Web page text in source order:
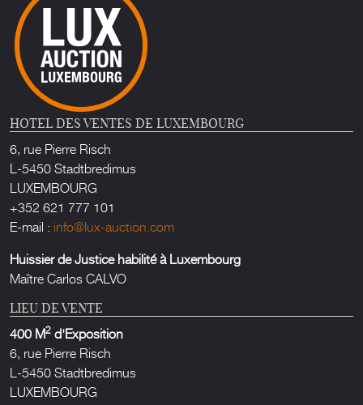
HOTEL DES VENTES DE LUXEMBOURG
6, rue Pierre Risch
L-5450 Stadtbredimus
LUXEMBOURG
+352 621 777 101
E-mail : info@lux-auction.com
Huissier de Justice habilité à Luxembourg
Maître Carlos CALVO
LIEU DE VENTE
400 M2 d'Exposition
6, rue Pierre Risch
L-5450 Stadtbredimus
LUXEMBOURG